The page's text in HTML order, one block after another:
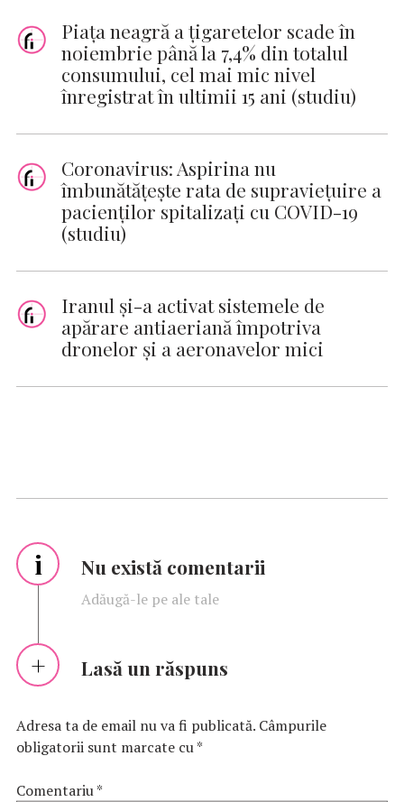
Piața neagră a țigaretelor scade în
noiembrie până la 7,4% din totalul
consumului, cel mai mic nivel
înregistrat în ultimii 15 ani (studiu)
Coronavirus: Aspirina nu
îmbunătăţeşte rata de supravieţuire a
pacienţilor spitalizaţi cu COVID-19
(studiu)
Iranul şi-a activat sistemele de
apărare antiaeriană împotriva
dronelor şi a aeronavelor mici
i Nu există comentarii
Adăugă-le pe ale tale
Lasă un răspuns
Adresa ta de email nu va fi publicată. Câmpurile
obligatorii sunt marcate cu*
Comentariu*